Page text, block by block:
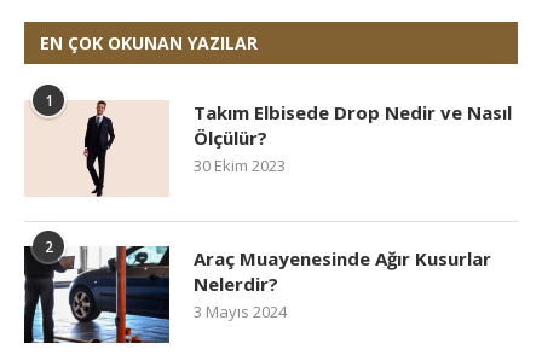
EN ÇOK OKUNAN YAZILAR
1
Takım Elbisede Drop Nedir ve Nasıl
Ölçülür?
30 Ekim 2023
2
Araç Muayenesinde Ağır Kusurlar
Nelerdir?
3 Mayıs 2024